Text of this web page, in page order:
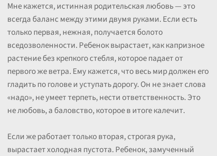
Мне кажется, истинная родительская любовь — это
всегда баланс между этими двумя руками. Если есть
только первая, нежная, получается болото
вседозволенности. Ребенок вырастает, как капризное
растение без крепкого стебля, которое падает от
первого же ветра. Ему кажется, что весь мир должен его
гладить по голове и уступать дорогу. Он не знает слова
«надо», не умеет терпеть, нести ответственность. Это
не любовь, а баловство, которое в итоге калечит.
Если же работает только вторая, строгая рука,
вырастает холодная пустота. Ребенок, замученный